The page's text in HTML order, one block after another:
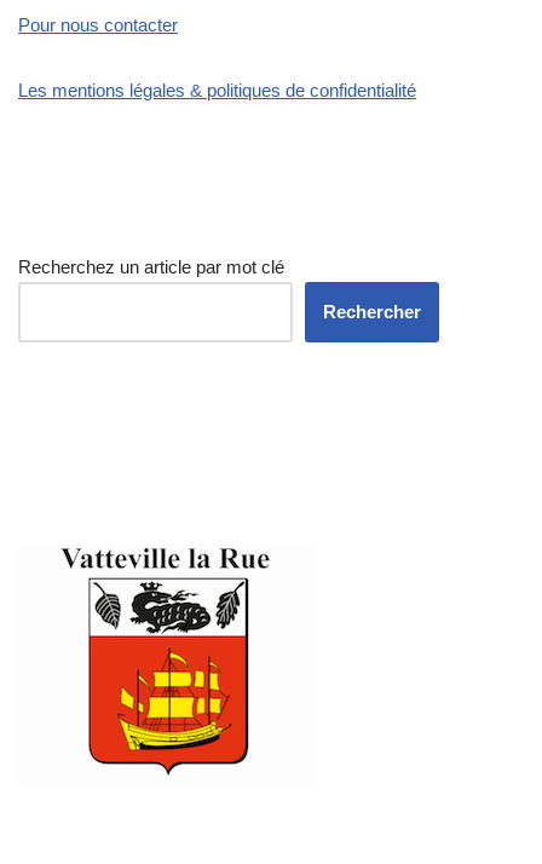
Pour nous contacter
Les mentions légales & politiques de confidentialité
Recherchez un article par mot clé
Rechercher